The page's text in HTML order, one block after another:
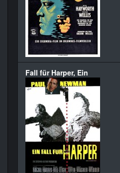
Fall für Harper, Ein